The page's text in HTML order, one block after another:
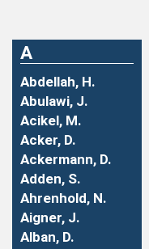
A
Abdellah, H.
Abulawi, J.
Acikel, M.
Acker, D.
Ackermann, D.
Adden, S.
Ahrenhold, N.
Aigner, J.
Alban, D.